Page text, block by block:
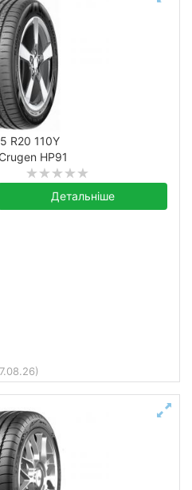
R20 110Y
HP91
Детальніше